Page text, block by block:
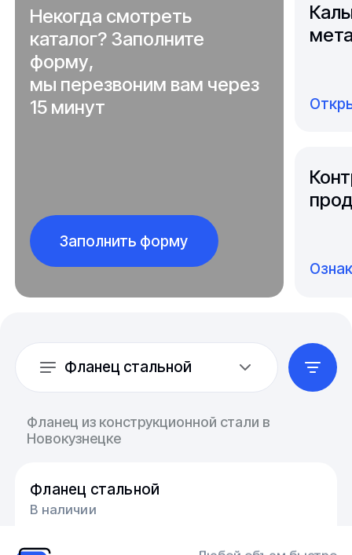
Некогда смотреть
каталог? Заполните
форму,
мы перезвоним вам через
15 минут
Заполнить форму
Фланец стальной
Фланец из конструкционной стали в
Новокузнецке
Фланец стальной
В наличии
09Г2С